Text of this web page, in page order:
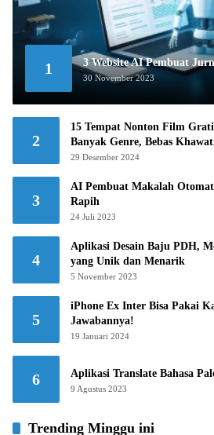
1 3 Website AI Pembuat
30 November 2023
2
15 Tempat Nonton Film
Banyak Genre, Bebas
29 Desember 2024
3
AI Pembuat Makalah
Rapih
24 Juli 2023
4
Aplikasi Desain Baju PDH,
yang Unik dan Menarik
5 November 2023
5
iPhone Ex Inter Bisa Pakai
Jawabannya!
19 Januari 2024
6 Aplikasi Translate Bahasa
9 Agustus 2023
Trending Minggu ini